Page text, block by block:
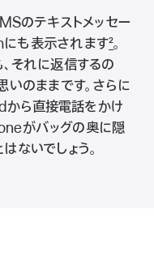
のテキストメッセー
も表示されま す2。
それに返信するの
のままで す 。さらに
から直接電話をかけ
がバッグの奥に隠
いでし ょ う 。